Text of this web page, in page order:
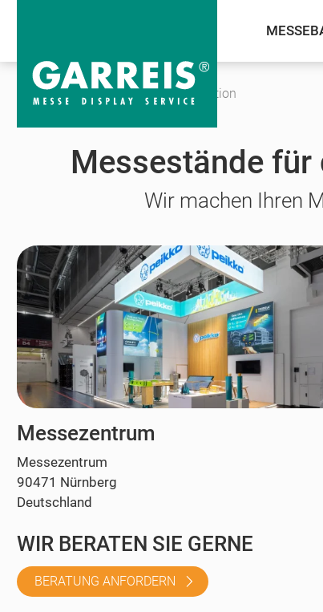
Messekalender Perimeter Protection
Messestände
Wir machen Ihren
Messezentrum
Messezentrum
90471 Nürnberg
Deutschland
WIR BERATEN SIE GERNE
BERATUNG ANFORDERN